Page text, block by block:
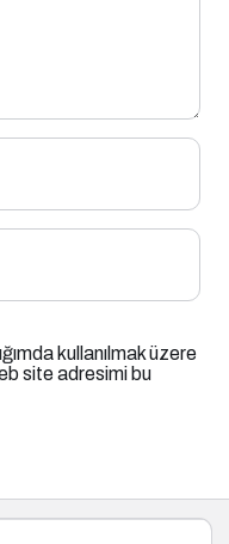
kullanılmak üzere
site adresimi bu